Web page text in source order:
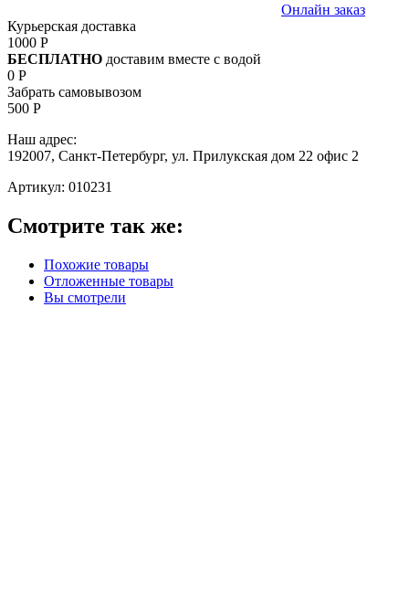
Онлайн заказ
Курьерская доставка
1000 Р
БЕСПЛАТНО доставим вместе с водой
0 Р
Забрать самовывозом
500 Р
Наш адрес:
192007, Санкт-Петербург, ул. Прилукская дом 22 офис 2
Артикул: 010231
Смотрите так же:
Похожие товары
Отложенные товары
Вы смотрели